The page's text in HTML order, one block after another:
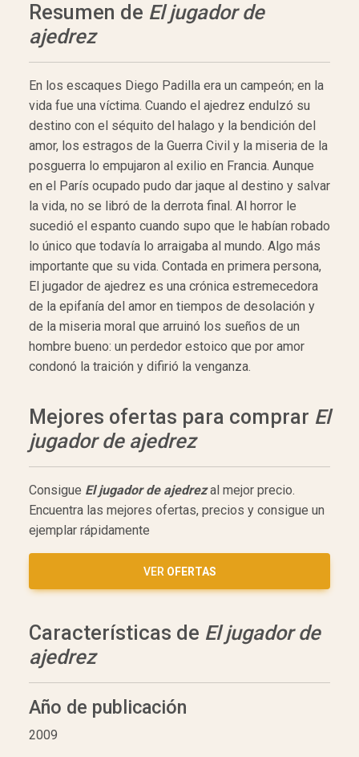
Resumen de El jugador de
ajedrez
En los escaques Diego Padilla era un campeón; en la
vida fue una víctima. Cuando el ajedrez endulzó su
destino con el séquito del halago y la bendición del
amor, los estragos de la Guerra Civil y la miseria de la
posguerra lo empujaron al exilio en Francia. Aunque
en el París ocupado pudo dar jaque al destino y salvar
la vida, no se libró de la derrota final. Al horror le
sucedió el espanto cuando supo que le habían robado
lo único que todavía lo arraigaba al mundo. Algo más
importante que su vida. Contada en primera persona,
El jugador de ajedrez es una crónica estremecedora
de la epifanía del amor en tiempos de desolación y
de la miseria moral que arruinó los sueños de un
hombre bueno: un perdedor estoico que por amor
condonó la traición y difirió la venganza.
Mejores ofertas para comprar El
jugador de ajedrez
Consigue El jugador de ajedrezal mejor precio.
Encuentra las mejores ofertas, precios y consigue un
ejemplar rápidamente
VER OFERTAS
Características de El jugador de
ajedrez
Año de publicación
2009